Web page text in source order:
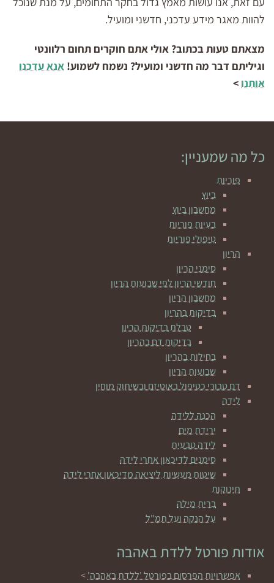
להוות מאגר מידע עדכני, חדשני ומועיל.
מצאתם טעות בכתוב? אולי אתם חוקרים תחום רלוונטי
וגיליתם דבר מה חדשני ומועיל? נשמח לשמוע! אנא עדכנו
אותנו >
כל מה שמעניין:
פוריות
ביוץ
מחשבון ביוץ
בעיות פוריות
טיפולי פוריות
הריון
סימני הריון
חודשי הריון לפי שבועות הריון
מחשבון הריון
בדיקות בהריון
טבלת בדיקות הריון
בדיקות דם בהריון
בחילות בהריון
שבועות הריון
דם טבורי כטיפול באוטיזם ובשיתוק מוחין
לידה
הכנה ללידה
ירידת מים
לידה טבעית
סימנים לדיכאון אחרי לידה
שיטות מעשיות ליציאה מדיכאון אחרי לידה
תינוקות
ברית מילה
על הנקה ועל תמ"ל
אודות פורטל ללדת באהבה
אפשרויות הפרסום בפורטל 'ללדת באהבה'>